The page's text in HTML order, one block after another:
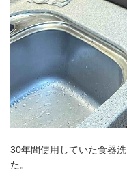
30年間使用していた食器
た。